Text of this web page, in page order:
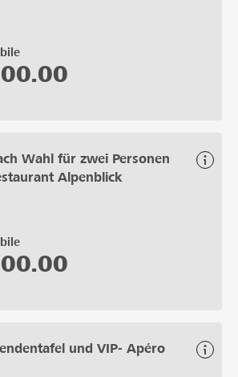
Wahl für zwei Personen
Alpenblick
und VIP- Apéro